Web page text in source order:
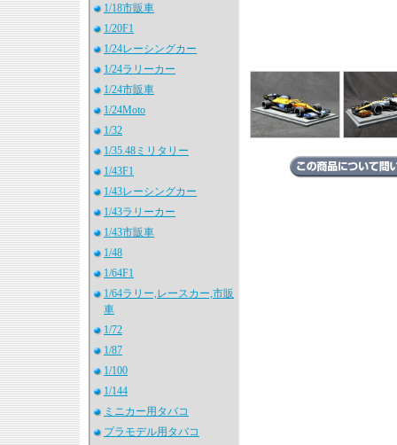
1/18市販車
1/20F1
1/24レーシングカー
1/24ラリーカー
1/24市販車
1/24Moto
1/32
1/35.48ミリタリー
1/43F1
1/43レーシングカー
1/43ラリーカー
1/43市販車
1/48
1/64F1
1/64ラリー,レースカー,市販
車
1/72
1/87
1/100
1/144
ミニカー用タバコ
プラモデル用タバコ